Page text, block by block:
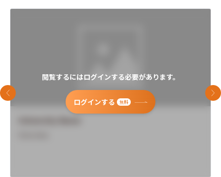
閲覧するにはログインする必要があります。
ログインする 無料
前のスライド 次